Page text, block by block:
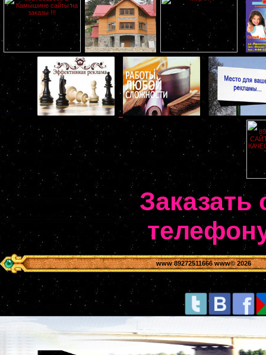
www 89272511666 www© 2026